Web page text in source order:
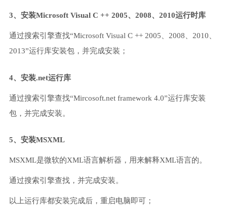
3、安装Microsoft Visual C ++ 2005、2008、2010运行时库
通过搜索引擎查找“Microsoft Visual C ++ 2005、2008、2010、
2013”运行库安装包，并完成安装；
4、安装.net运行库
通过搜索引擎查找“Mircosoft.net framework 4.0”运行库安装
包，并完成安装。
5、安装MSXML
MSXML是微软的XML语言解析器，用来解释XML语言的。
通过搜索引擎查找，并完成安装。
以上运行库都安装完成后，重启电脑即可；